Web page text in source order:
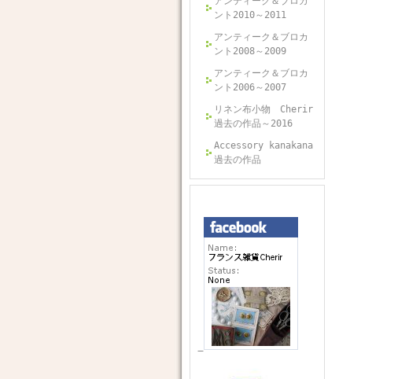
ント2010～2011
アンティーク＆ブロカ
ント2008～2009
アンティーク＆ブロカ
ント2006～2007
リネン布小物 Cherir
過去の作品～2016
Accessory kanakana
過去の作品